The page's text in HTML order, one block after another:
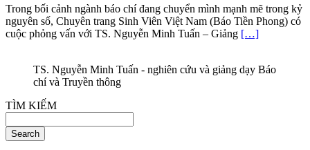
Trong bối cảnh ngành báo chí đang chuyển mình mạnh mẽ trong kỷ
nguyên số, Chuyên trang Sinh Viên Việt Nam (Báo Tiền Phong) có
cuộc phỏng vấn với TS. Nguyễn Minh Tuấn – Giảng […]
TS. Nguyễn Minh Tuấn - nghiên cứu và giảng dạy Báo
chí và Truyền thông
TÌM KIẾM
Search